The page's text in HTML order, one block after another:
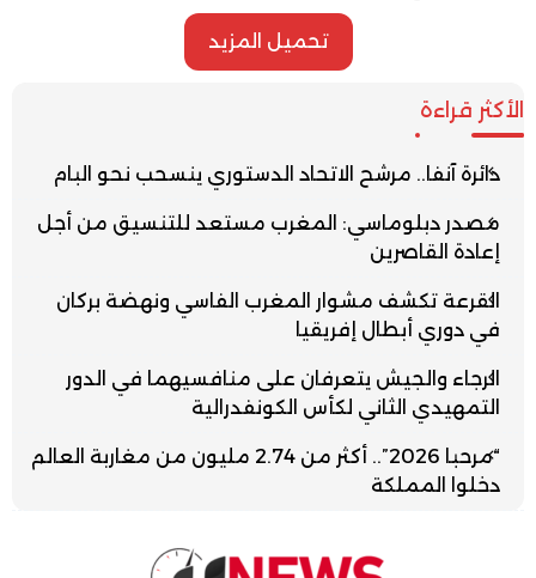
تحميل المزيد
الأكثر قراءة
دائرة آنفا.. مرشح الاتحاد الدستوري ينسحب نحو البام
مصدر دبلوماسي: المغرب مستعد للتنسيق من أجل
إعادة القاصرين
القرعة تكشف مشوار المغرب الفاسي ونهضة بركان
في دوري أبطال إفريقيا
الرجاء والجيش يتعرفان على منافسيهما في الدور
التمهيدي الثاني لكأس الكونفدرالية
“مرحبا 2026”.. أكثر من 2.74 مليون من مغاربة العالم
دخلوا المملكة